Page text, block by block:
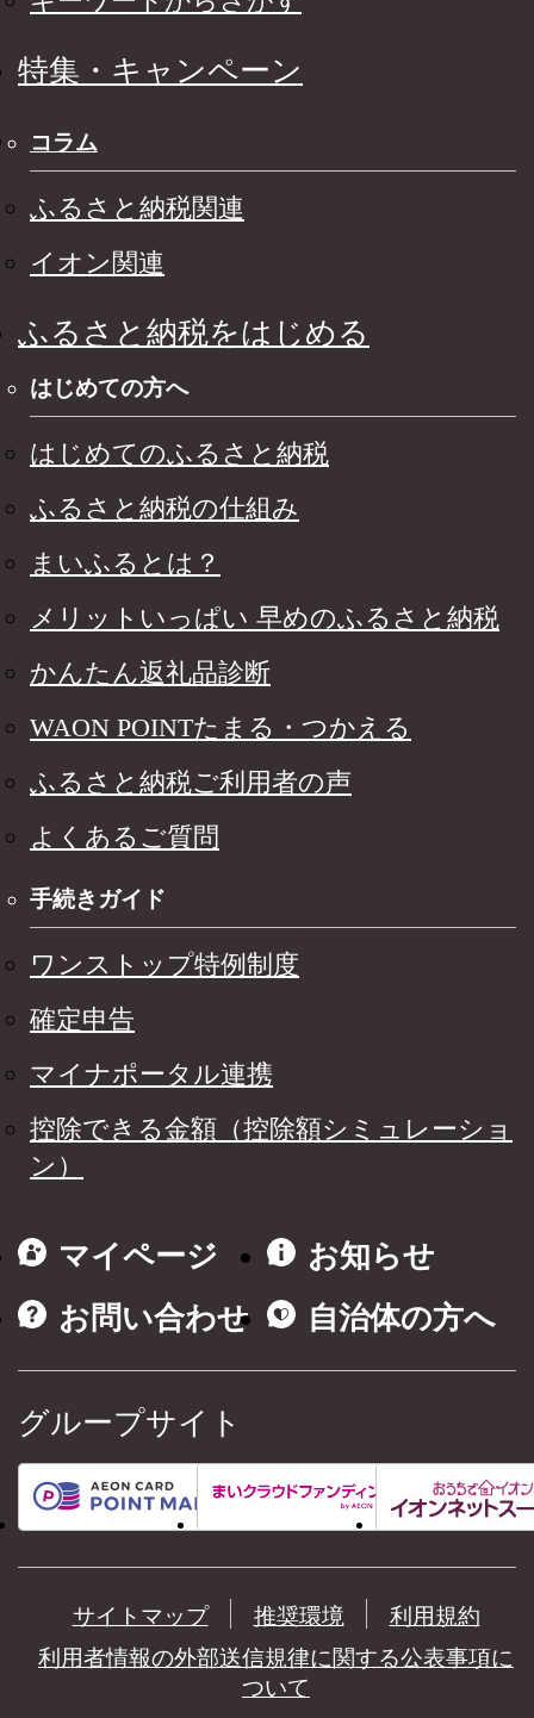
特集・キャンペーン
コラム
ふるさと納税関連
イオン関連
ふるさと納税をはじめる
はじめての方へ
はじめてのふるさと納税
ふるさと納税の仕組み
まいふるとは？
メリットいっぱい 早めのふるさと納税
かんたん返礼品診断
WAON POINTたまる・つかえる
ふるさと納税ご利用者の声
よくあるご質問
手続きガイド
ワンストップ特例制度
確定申告
マイナポータル連携
控除できる金額（控除額シミュレーショ
ン）
マイページ
お知らせ
お問い合わせ
自治体の方へ
グループサイト
サイトマップ 推奨環境
利用規約
利用者情報の外部送信規律に関する公表事項に
ついて